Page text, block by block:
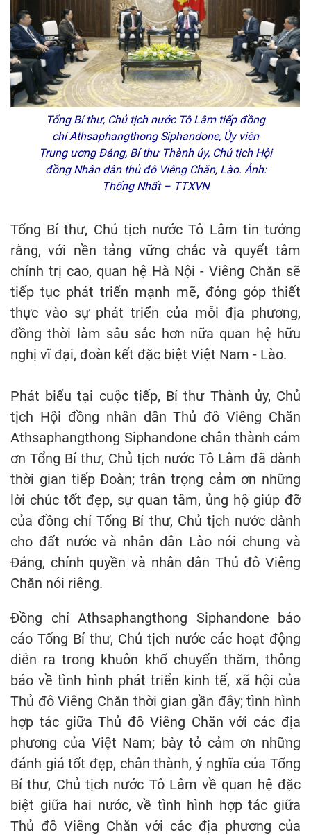
Tổng Bí thư, Chủ tịch nước Tô Lâm tiếp đồng
chí Athsaphangthong Siphandone, Ủy viên
Trung ương Đảng, Bí thư Thành ủy, Chủ tịch Hội
đồng Nhân dân thủ đô Viêng Chăn, Lào. Ảnh:
Thống Nhất – TTXVN
Tổng Bí thư, Chủ tịch nước Tô Lâm tin tưởng
rằng, với nền tảng vững chắc và quyết tâm
chính trị cao, quan hệ Hà Nội - Viêng Chăn sẽ
tiếp tục phát triển mạnh mẽ, đóng góp thiết
thực vào sự phát triển của mỗi địa phương,
đồng thời làm sâu sắc hơn nữa quan hệ hữu
nghị vĩ đại, đoàn kết đặc biệt Việt Nam - Lào.
Phát biểu tại cuộc tiếp, Bí thư Thành ủy, Chủ
tịch Hội đồng nhân dân Thủ đô Viêng Chăn
Athsaphangthong Siphandone chân thành cảm
ơn Tổng Bí thư, Chủ tịch nước Tô Lâm đã dành
thời gian tiếp Đoàn; trân trọng cảm ơn những
lời chúc tốt đẹp, sự quan tâm, ủng hộ giúp đỡ
của đồng chí Tổng Bí thư, Chủ tịch nước dành
cho đất nước và nhân dân Lào nói chung và
Đảng, chính quyền và nhân dân Thủ đô Viêng
Chăn nói riêng.
Đồng chí Athsaphangthong Siphandone báo
cáo Tổng Bí thư, Chủ tịch nước các hoạt động
diễn ra trong khuôn khổ chuyến thăm, thông
báo về tình hình phát triển kinh tế, xã hội của
Thủ đô Viêng Chăn thời gian gần đây; tình hình
hợp tác giữa Thủ đô Viêng Chăn với các địa
phương của Việt Nam; bày tỏ cảm ơn những
đánh giá tốt đẹp, chân thành, ý nghĩa của Tổng
Bí thư, Chủ tịch nước Tô Lâm về quan hệ đặc
biệt giữa hai nước, về tình hình hợp tác giữa
Thủ đô Viêng Chăn với các địa phương của